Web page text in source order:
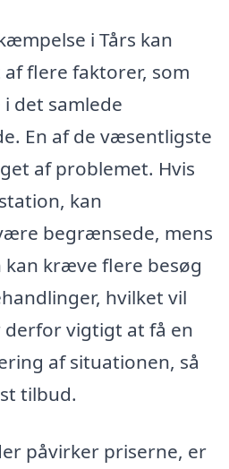
i Tårs kan
flere faktorer, som
det samlede
En af de væsentligste
af problemet. Hvis
kan
begrænsede, mens
kræve flere besøg
hvilket vil
derfor vigtigt at få en
af situationen, så
tilbud.
påvirker priserne, er